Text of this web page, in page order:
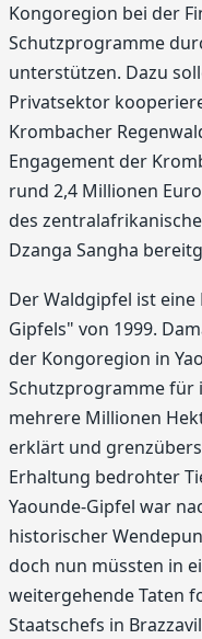
Kongoregion bei der
Schutzprogramme
unterstützen. Dazu
Privatsektor
Krombacher
Engagement der
rund 2,4 Millionen
des
Dzanga Sangha
Der Waldgipfel ist
Gipfels" von 1999.
der Kongoregion in
Schutzprogramme für
mehrere Millionen
erklärt und
Erhaltung bedrohter
Yaounde-Gipfel war
historischer
doch nun müssten in
weitergehende Taten
Staatschefs in